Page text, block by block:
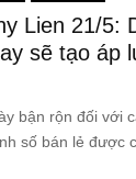
Lien 21/5:
sẽ tạo áp
bận rộn đối với
số bán lẻ được